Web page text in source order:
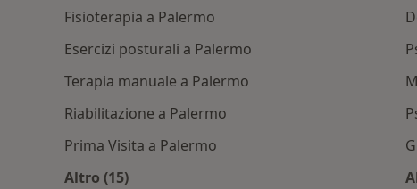
Fisioterapia a Palermo
Esercizi posturali a Palermo
Terapia manuale a Palermo
Riabilitazione a Palermo
Prima Visita a Palermo
Altro (15)